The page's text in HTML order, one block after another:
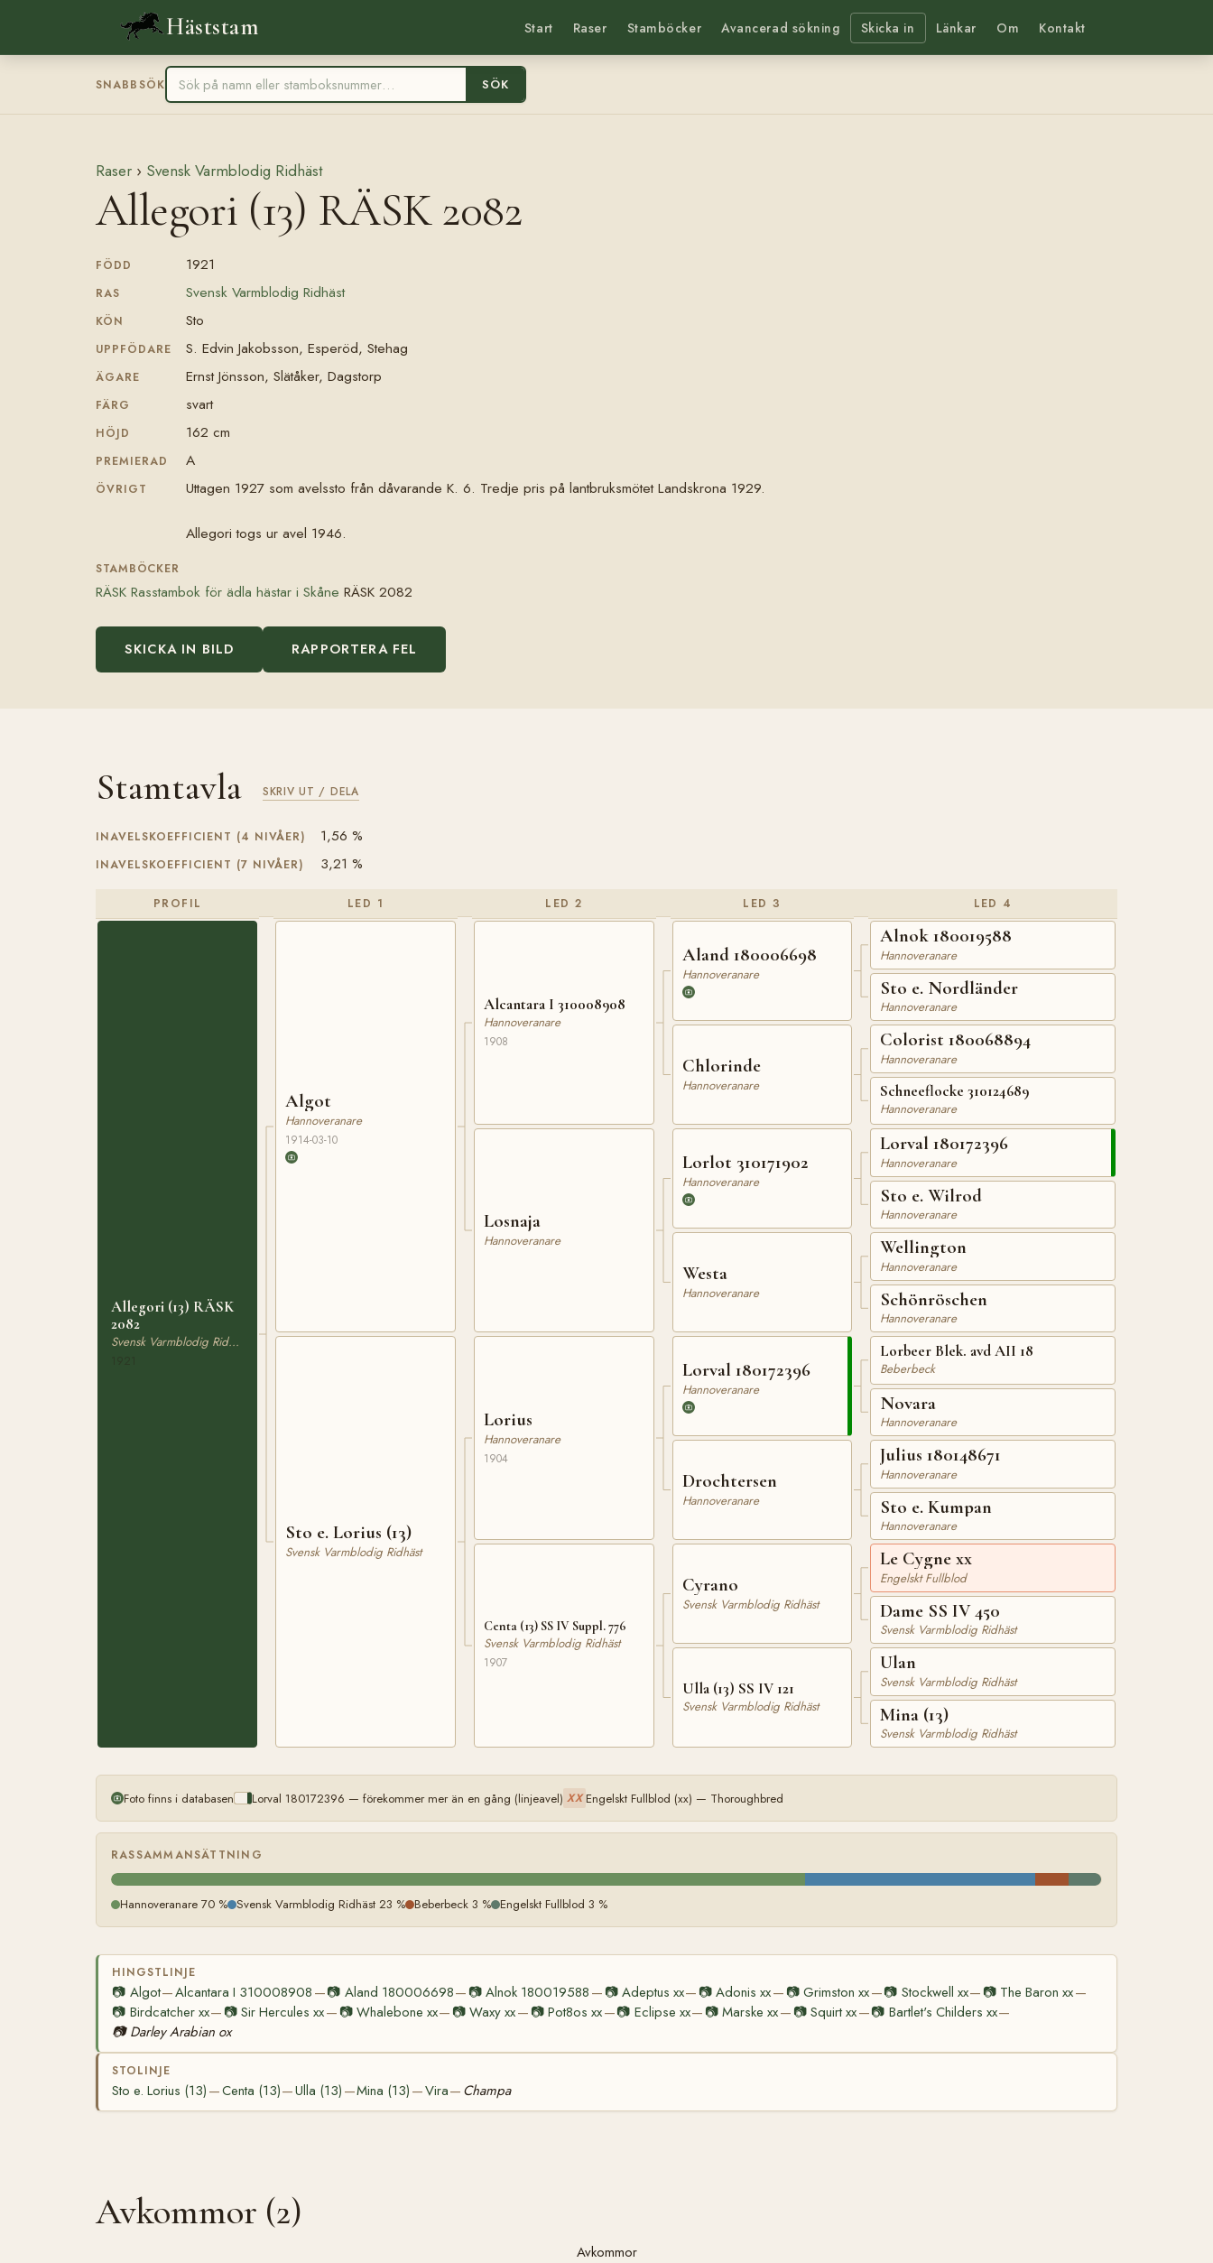
Häststam Start Raser Stamböcker Avancerad sökning Skicka in Länkar Om Kontakt
SNABBSÖK SÖK
Raser › Svensk Varmblodig Ridhäst
Allegori (13) RÄSK 2082
FÖDD 1921
RAS Svensk Varmblodig Ridhäst
KÖN Sto
UPPFÖDARE S. Edvin Jakobsson, Esperöd, Stehag
ÄGARE Ernst Jönsson, Slätåker, Dagstorp
FÄRG svart
HÖJD 162 cm
PREMIERAD A
ÖVRIGT Uttagen 1927 som avelssto från dåvarande K. 6. Tredje pris på lantbruksmötet Landskrona 1929.
Allegori togs ur avel 1946.
STAMBÖCKER
RÄSK Rasstambok för ädla hästar i Skåne RÄSK 2082
SKICKA IN BILD RAPPORTERA FEL
Stamtavla SKRIV UT / DELA
INAVELSKOEFFICIENT (4 NIVÅER) 1,56 %
INAVELSKOEFFICIENT (7 NIVÅER) 3,21 %
PROFIL
Allegori (13) RÄSK
2082
Svensk Varmblodig Ridhäst
LED 1
Algot
Hannoveranare
1914-03-10
Sto e. Lorius (13)
Svensk Varmblodig Ridhäst
LED 2
Alcantara I 310008908
Hannoveranare
1908
Losnaja
Hannoveranare
Lorius
Hannoveranare
1904
Centa (13) SS IV Suppl. 776
Svensk Varmblodig Ridhäst
1907
LED 3
Aland 180006698
Hannoveranare
Chlorinde
Hannoveranare
Lorlot 310171902
Hannoveranare
Westa
Hannoveranare
Lorval 180172396
Hannoveranare
Drochtersen
Hannoveranare
Cyrano
Svensk Varmblodig Ridhäst
Ulla (13) SS IV 121
Svensk Varmblodig Ridhäst
LED 4
Alnok 180019588
Hannoveranare
Sto e. Nordländer
Hannoveranare
Colorist 180068894
Hannoveranare
Schneeflocke 310124689
Hannoveranare
Lorval 180172396
Hannoveranare
Sto e. Wilrod
Hannoveranare
Wellington
Hannoveranare
Schönröschen
Hannoveranare
Lorbeer Blek. avd AII 18
Beberbeck
Novara
Hannoveranare
Julius 180148671
Hannoveranare
Sto e. Kumpan
Hannoveranare
Le Cygne xx
Engelskt Fullblod
Dame SS IV 450
Svensk Varmblodig Ridhäst
Ulan
Svensk Varmblodig Ridhäst
Mina (13)
Svensk Varmblodig Ridhäst
Foto finns i databasen Lorval 180172396 — förekommer mer än en gång (linjeavel) XX Engelskt Fullblod (xx) — Thoroughbred
RASSAMMANSÄTTNING
Hannoveranare 70 % Svensk Varmblodig Ridhäst 23 % Beberbeck 3 % Engelskt Fullblod 3 %
HINGSTLINJE
📷 Algot—Alcantara I 310008908 —📷 Aland 180006698— 📷Alnok 180019588 — 📷 Adeptus xx— 📷 Adonis xx— 📷Grimston xx—📷 Stockwell xx— 📷 The Baron xx—
📷 Birdcatcher xx— 📷Sir Hercules xx— 📷 Whalebone xx— 📷 Waxy xx— 📷Pot8os xx—📷 Eclipse xx— 📷Marske xx— 📷Squirt xx—📷 Bartlet's Childers xx—
📷 Darley Arabian ox
STOLINJE
Sto e. Lorius (13) —Centa (13)—Ulla (13) —Mina (13) —Vira— Champa
Avkommor (2)
Avkommor